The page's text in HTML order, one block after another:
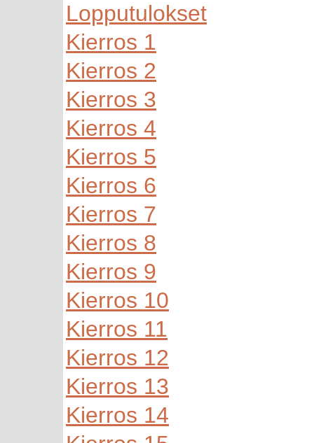
Lopputulokset
Kierros 1
Kierros 2
Kierros 3
Kierros 4
Kierros 5
Kierros 6
Kierros 7
Kierros 8
Kierros 9
Kierros 10
Kierros 11
Kierros 12
Kierros 13
Kierros 14